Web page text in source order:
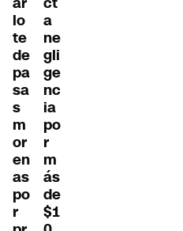
lo
te
de
pa
sa
s
m
or
en
as
po
r
a
ne
gli
ge
nc
ia
po
r
m
ás
de
$1